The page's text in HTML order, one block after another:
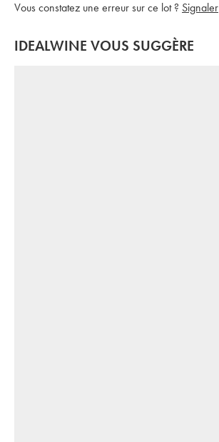
Vous constatez une erreur sur ce lot ? Signaler
IDEALWINE VOUS SUGGÈRE